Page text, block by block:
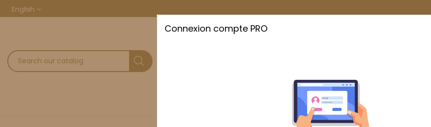
English
Connexion compte PRO